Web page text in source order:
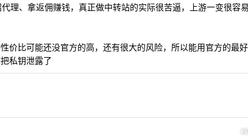
理、拿返佣赚钱，真正做中转站的实际很苦逼，上游一变很容易
价比可能还没官方的高，还有很大的风险，所以能用官方的最好
私钥泄露了
21